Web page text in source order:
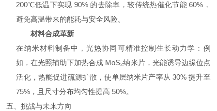
200℃低温下实现 90% 的去除率，较传统热催化节能 60%，
避免高温带来的能耗与安全风险。
材料合成革新
在纳米材料制备中，光热协同可精准控制生长动力学：例
如，在光照辅助下加热合成 MoS₂纳米片，光能诱导边缘位点
活化，热能促进硫源扩散，使单层纳米片产率从 30% 提升至
75%，且尺寸分布均匀性提高 50%。
五、挑战与未来方向